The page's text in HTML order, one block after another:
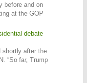
before and on
at the GOP
debate
shortly after the
“So far, Trump